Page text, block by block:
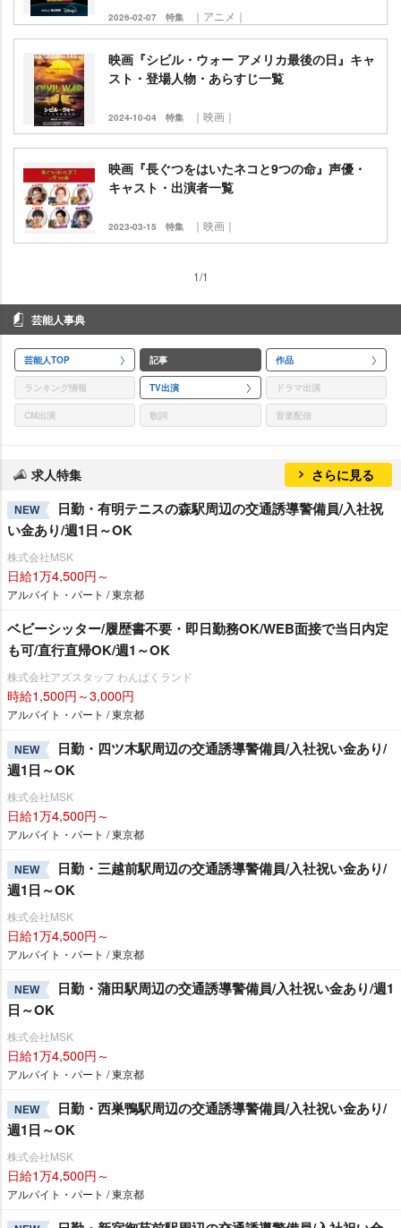
2026-02-07 特集 ｜アニメ｜
映画『シビル・ウォー アメリカ最後の日』キャ
スト・登場人物・あらすじ一覧
2024-10-04 特集 ｜映画｜
映画『長ぐつをはいたネコと9つの命』声優・
キャスト・出演者一覧
2023-03-15 特集 ｜映画｜
1/1
芸能人事典
芸能人TOP 記事 作品
ランキング情報 TV出演 ドラマ出演
CM出演 歌詞 音楽配信
求人特集 さらに見る
NEW
日勤・有明テニスの森駅周辺の交通誘導警備員/入社祝
い金あり/週1日～OK
株式会社MSK
日給1万4,500円～
アルバイト・パート / 東京都
ベビーシッター/履歴書不要・即日勤務OK/WEB面接で当日内定
も可/直行直帰OK/週1～OK
株式会社アズスタッフ わんぱくランド
時給1,500円～3,000円
アルバイト・パート / 東京都
NEW
日勤・四ツ木駅周辺の交通誘導警備員/入社祝い金あり/
週1日～OK
株式会社MSK
日給1万4,500円～
アルバイト・パート / 東京都
NEW
日勤・三越前駅周辺の交通誘導警備員/入社祝い金あり/
週1日～OK
株式会社MSK
日給1万4,500円～
アルバイト・パート / 東京都
NEW
日勤・蒲田駅周辺の交通誘導警備員/入社祝い金あり/週1
日～OK
株式会社MSK
日給1万4,500円～
アルバイト・パート / 東京都
NEW
日勤・西巣鴨駅周辺の交通誘導警備員/入社祝い金あり/
週1日～OK
株式会社MSK
日給1万4,500円～
アルバイト・パート / 東京都